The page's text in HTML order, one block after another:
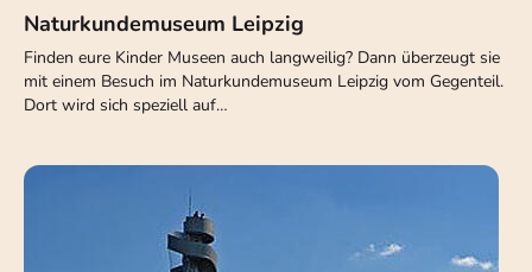
Naturkundemuseum Leipzig
Finden eure Kinder Museen auch langweilig? Dann überzeugt sie
mit einem Besuch im Naturkundemuseum Leipzig vom Gegenteil.
Dort wird sich speziell auf…